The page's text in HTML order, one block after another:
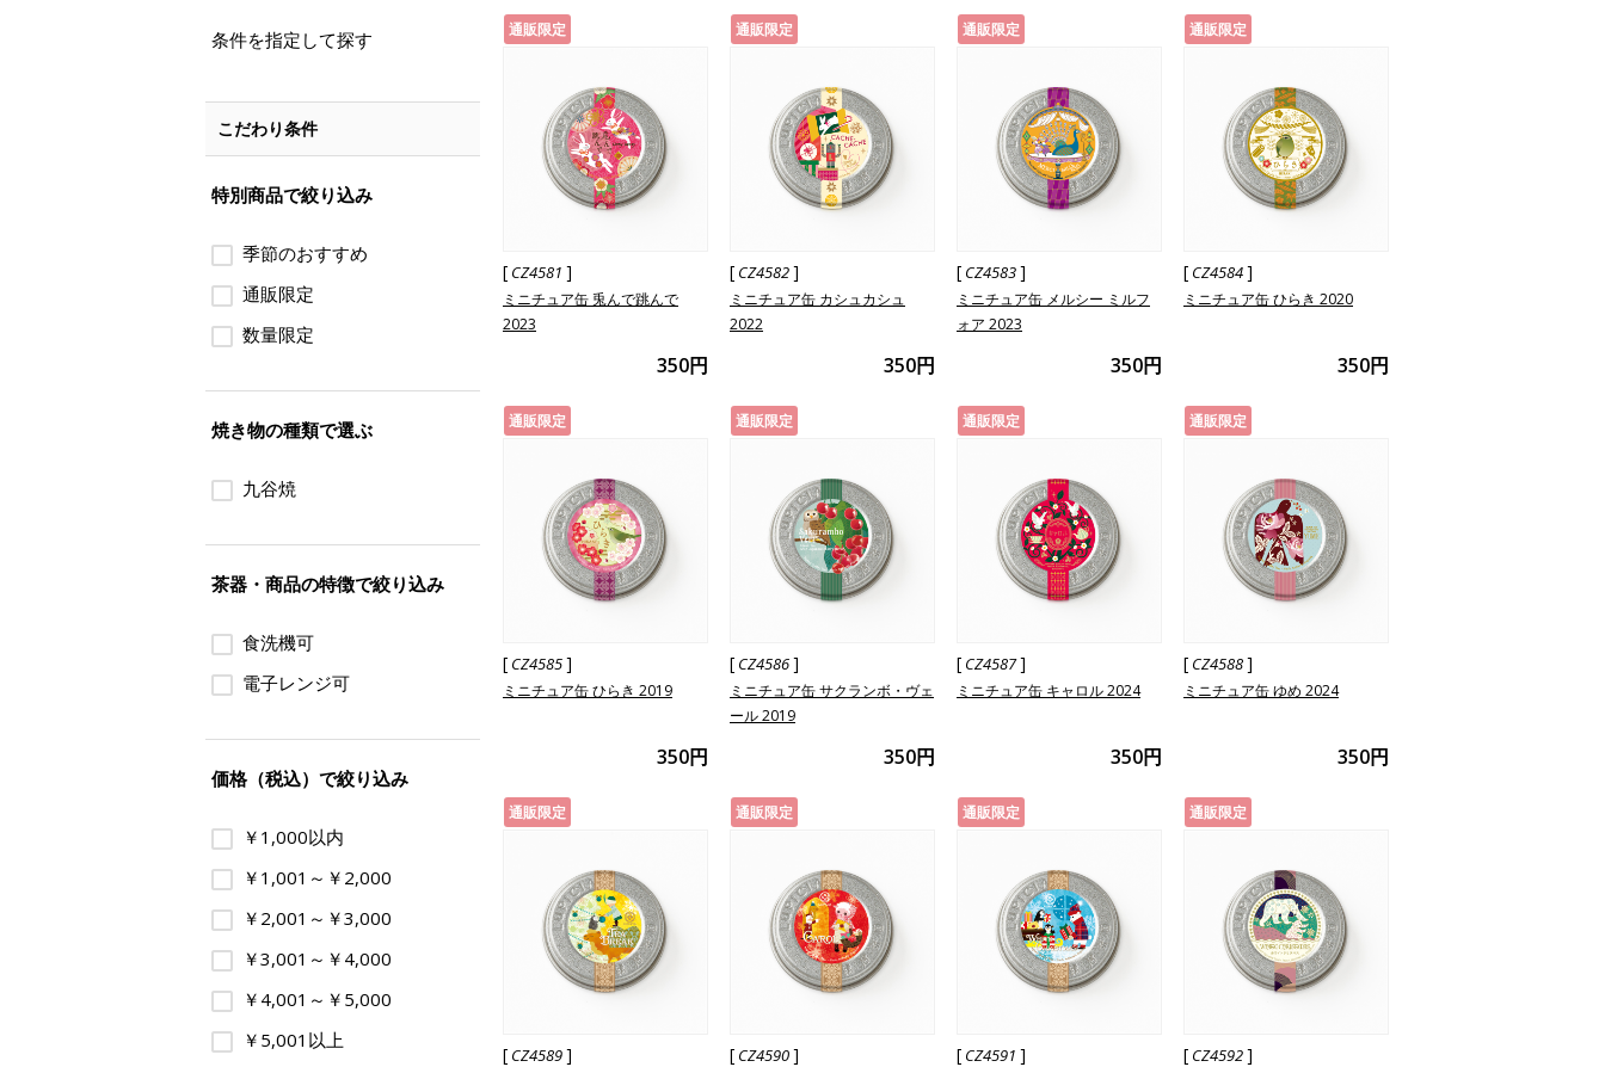
通販限定
[ CZ4581 ]
ミニチュア缶 兎んで跳んで
2023
350円
通販限定
[ CZ4582]
ミニチュア缶 カシュカシュ
2022
350円
通販限定
[ CZ4583]
ミニチュア缶 メルシー ミルフ
ォア 2023
350円
通販限定
[ CZ4584]
ミニチュア缶 ひらき 2020
350円
通販限定
[ CZ4585]
ミニチュア缶 ひらき 2019
350円
通販限定
[ CZ4586]
ミニチュア缶 サクランボ・ヴェ
ール 2019
350円
通販限定
[ CZ4587]
ミニチュア缶 キャロル 2024
350円
通販限定
[ CZ4588]
ミニチュア缶 ゆめ 2024
350円
通販限定
[ CZ4589]
通販限定
[ CZ4590]
通販限定
[ CZ4591 ]
通販限定
[ CZ4592]
条件を指定して探す
こだわり条件
特別商品で絞り込み
季節のおすすめ
通販限定
数量限定
焼き物の種類で選ぶ
九谷焼
茶器・商品の特徴で絞り込み
食洗機可
電子レンジ可
価格（税込）で絞り込み
￥1,000以内
￥1,001～￥2,000
￥2,001～￥3,000
￥3,001～￥4,000
￥4,001～￥5,000
￥5,001以上